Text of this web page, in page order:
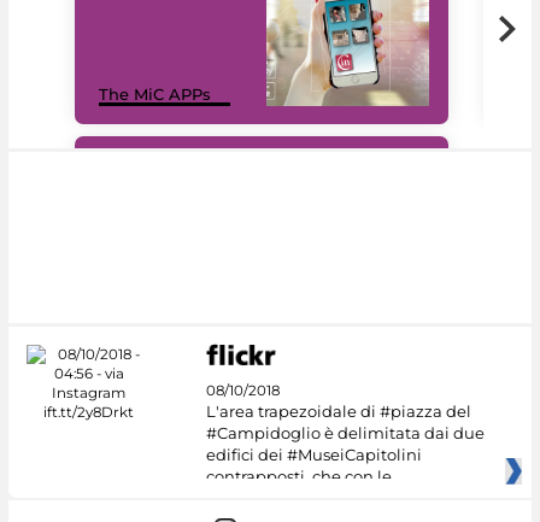
The MiC APPs
08/10/2018
L'area trapezoidale di #piazza del
#Campidoglio è delimitata dai due
edifici dei #MuseiCapitolini
contrapposti, che con le